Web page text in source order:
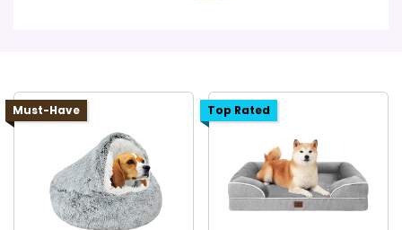
Must-Have Top Rated